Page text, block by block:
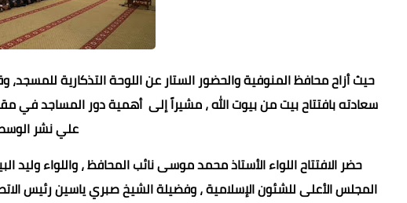
حيث أزاح محافظ المنوفية والحضور الستار عن اللوحة التذكارية
سعادته بافتتاح بيت من بيوت الله ، مشيراً إلى أهمية دور المساجد في
علي نشر
حضر الافتتاح اللواء الأستاذ محمد موسى نائب المحافظ ، واللواء وليد
المجلس الأعلى للشئون الإسلامية ، وفضيلة الشيخ صبري ياسين رئيس